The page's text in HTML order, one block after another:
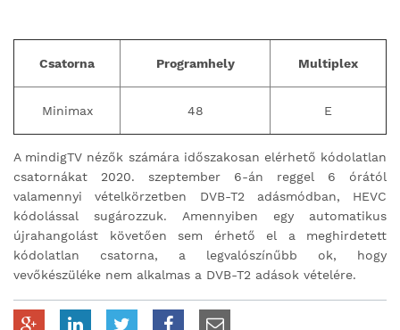
Csatorna Programhely Multiplex
Minimax 48 E
A mindigTV nézők számára időszakosan elérhető kódolatlan
csatornákat 2020. szeptember 6-án reggel 6 órától
valamennyi vételkörzetben DVB-T2 adásmódban, HEVC
kódolással sugározzuk. Amennyiben egy automatikus
újrahangolást követően sem érhető el a meghirdetett
kódolatlan csatorna, a legvalószínűbb ok, hogy
vevőkészüléke nem alkalmas a DVB-T2 adások vételére.